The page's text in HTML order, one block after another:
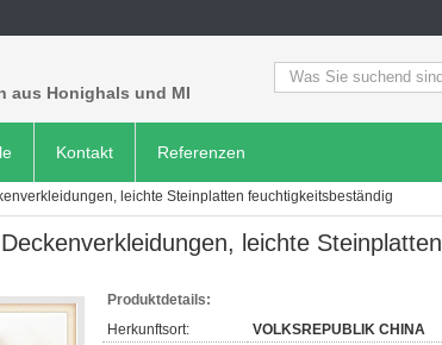
aus Honighals und MI
Kontakt Referenzen
leichte Steinplatten feuchtigkeitsbeständig
leichte Steinplatten
Produktdetails:
Herkunftsort:
VOLKSREPUBLIK CHINA